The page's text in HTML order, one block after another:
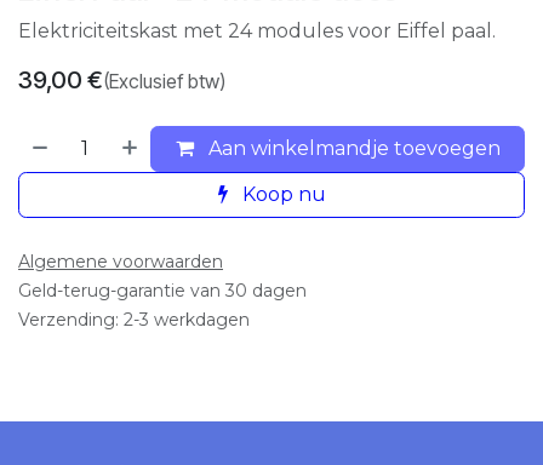
Elektriciteitskast met 24 modules voor Eiffel paal.
39,00 €(Exclusief btw)
Aan winkelmandje toevoegen
Koop nu
Algemene voorwaarden
Geld-terug-garantie van 30 dagen
Verzending: 2-3 werkdagen